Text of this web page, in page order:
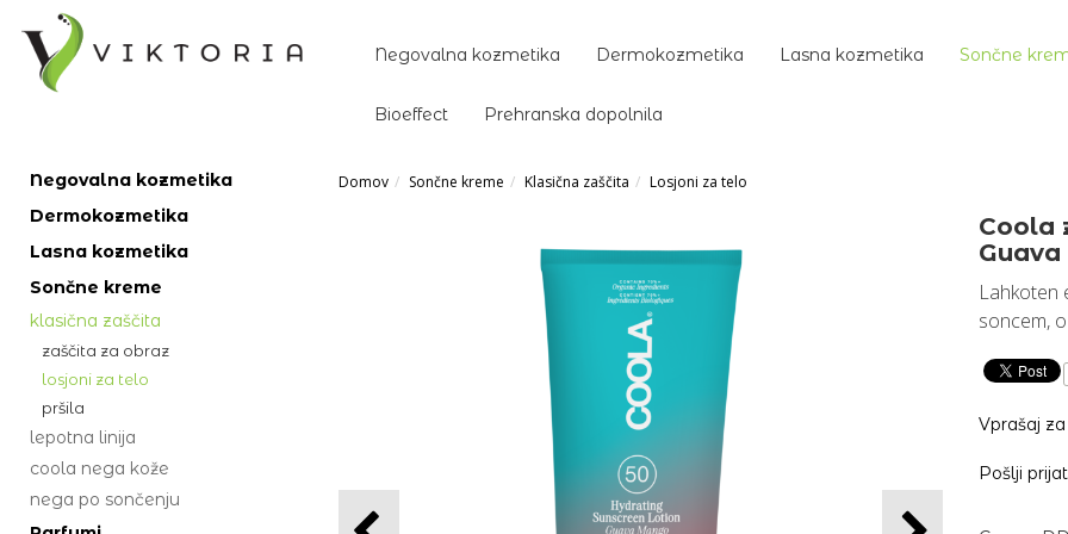
Negovalna kozmetika Dermokozmetika Lasna kozmetika Sončne
Bioeffect Prehranska dopolnila
Negovalna kozmetika
Dermokozmetika
Lasna kozmetika
Sončne kreme
klasična zaščita
zaščita za obraz
losjoni za telo
pršila
lepotna linija
coola nega kože
nega po sončenju
Domov Sončne kreme Klasična zaščita Losjoni za telo
Coola
Lahkoten
soncem,
Vprašaj
Pošlji